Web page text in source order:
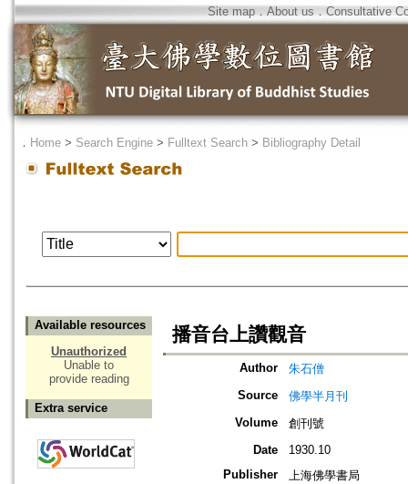
Site map．About us ． Consultative
． Home > Search Engine > Fulltext Search > Bibliography Detail
Available resources
Unauthorized
Unable to
provide reading
Extra service
播音台上讚觀音
Author
朱石僧
Source
佛學半月刊
Volume
創刊號
Date
1930.10
Publisher
上海佛學書局